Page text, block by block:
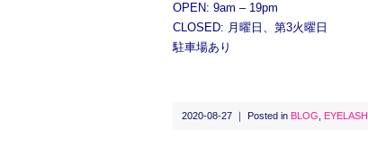
OPEN: 9am – 19pm
CLOSED: 月曜日、第3火曜日
駐車場あり
2020-08-27 ｜ Posted in BLOG EYELASH